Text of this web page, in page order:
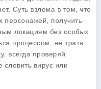
Суть взлома в том, что
персонажей, получить
локациям без особых
процессом, не тратя
всегда проверяй
словить вирус или